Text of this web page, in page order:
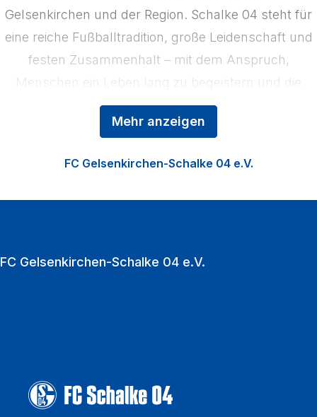
Mehr anzeigen
Gelsenkirchen und der Region. Schalke 04 steht für
eine reiche Fußballtradition, große Leidenschaft und
festen Zusammenhalt – mit dem Anspruch,
Menschen ein Leben lang zu begeistern und die
Region zu stärken. Das Kerngeschäft der
Königsblauen ist der Profifußball, ergänzt durch die
Fußball der Frauen sowie die Vermarktung der
FC Gelsenkirchen-Schalke 04 e.V.
FC Gelsenkirchen-Schalke 04 e.V.